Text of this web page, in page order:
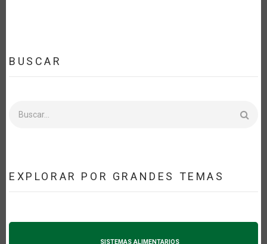
BUSCAR
EXPLORAR POR GRANDES TEMAS
SISTEMAS ALIMENTARIOS